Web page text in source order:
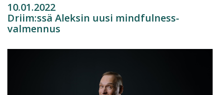
10.01.2022
Driim:ssä Aleksin uusi mindfulness-
valmennus